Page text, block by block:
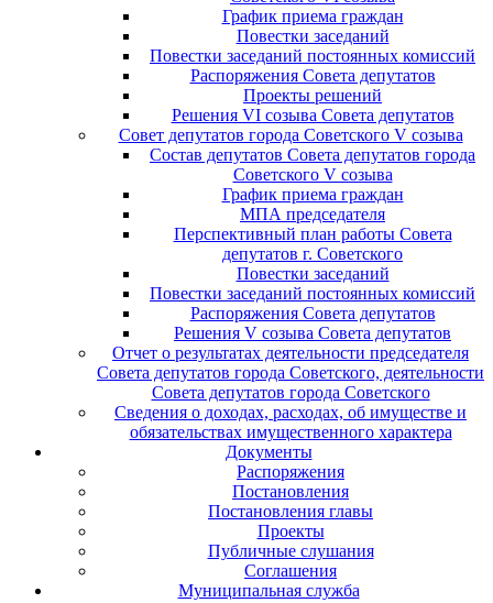
График приема граждан
Повестки заседаний
Повестки заседаний постоянных комиссий
Распоряжения Совета депутатов
Проекты решений
Решения VI созыва Совета депутатов
Совет депутатов города Советского V созыва
Состав депутатов Совета депутатов города
Советского V созыва
График приема граждан
МПА председателя
Перспективный план работы Совета
депутатов г. Советского
Повестки заседаний
Повестки заседаний постоянных комиссий
Распоряжения Совета депутатов
Решения V созыва Совета депутатов
Отчет о результатах деятельности председателя
Совета депутатов города Советского, деятельности
Совета депутатов города Советского
Сведения о доходах, расходах, об имуществе и
обязательствах имущественного характера
Документы
Распоряжения
Постановления
Постановления главы
Проекты
Публичные слушания
Соглашения
Муниципальная служба